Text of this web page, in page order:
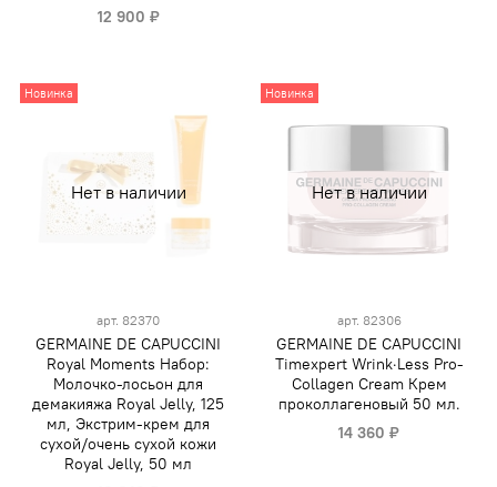
12 900 ₽
Нет в наличии
Новинка
арт. 82370
GERMAINE DE CAPUCCINI
Royal Moments Набор:
Молочко-лосьон для
демакияжа Royal Jelly, 125
мл, Экстрим-крем для
сухой/очень сухой кожи
Royal Jelly, 50 мл
Нет в наличии
Новинка
арт. 82306
GERMAINE DE CAPUCCINI
Timexpert Wrink·Less Pro-
Collagen Cream Крем
проколлагеновый 50 мл.
14 360 ₽